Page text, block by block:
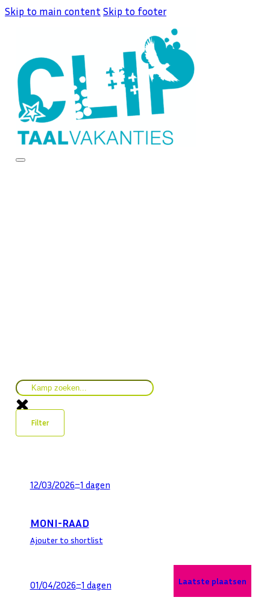
Skip to main content Skip to footer
Filter
12/03/2026–1 dagen
MONI-RAAD
Ajouter to shortlist
Laatste plaatsen
01/04/2026–1 dagen